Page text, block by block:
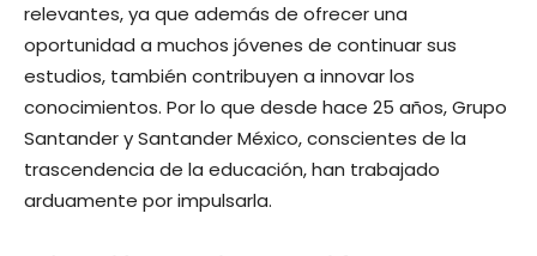
relevantes, ya que además de ofrecer una
oportunidad a muchos jóvenes de continuar sus
estudios, también contribuyen a innovar los
conocimientos. Por lo que desde hace 25 años, Grupo
Santander y Santander México, conscientes de la
trascendencia de la educación, han trabajado
arduamente por impulsarla.